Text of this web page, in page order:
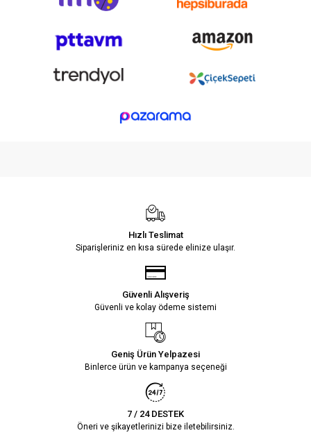
Hızlı Teslimat
Siparişleriniz en kısa sürede elinize ulaşır.
Güvenli Alışveriş
Güvenli ve kolay ödeme sistemi
Geniş Ürün Yelpazesi
Binlerce ürün ve kampanya seçeneği
7 / 24 DESTEK
Öneri ve şikayetlerinizi bize iletebilirsiniz.